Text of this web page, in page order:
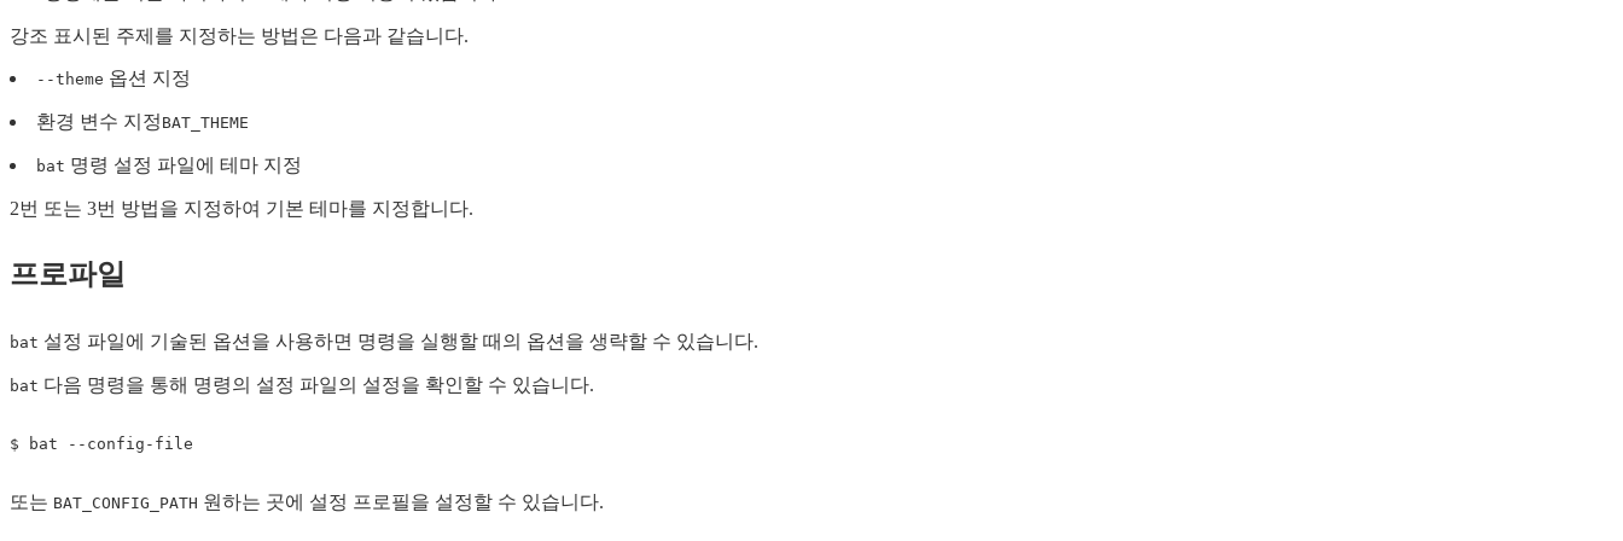
강조 표시된 주제를 지정하는 방법은 다음과 같습니다.
--theme 옵션 지정
환경 변수 지정 BAT_THEME
bat 명령 설정 파일에 테마 지정
2번 또는 3번 방법을 지정하여 기본 테마를 지정합니다.
프로파일
bat 설정 파일에 기술된 옵션을 사용하면 명령을 실행할 때의 옵션을 생략할 수 있습니다.
bat 다음 명령을 통해 명령의 설정 파일의 설정을 확인할 수 있습니다.
또는 BAT_CONFIG_PATH 원하는 곳에 설정 프로필을 설정할 수 있습니다.